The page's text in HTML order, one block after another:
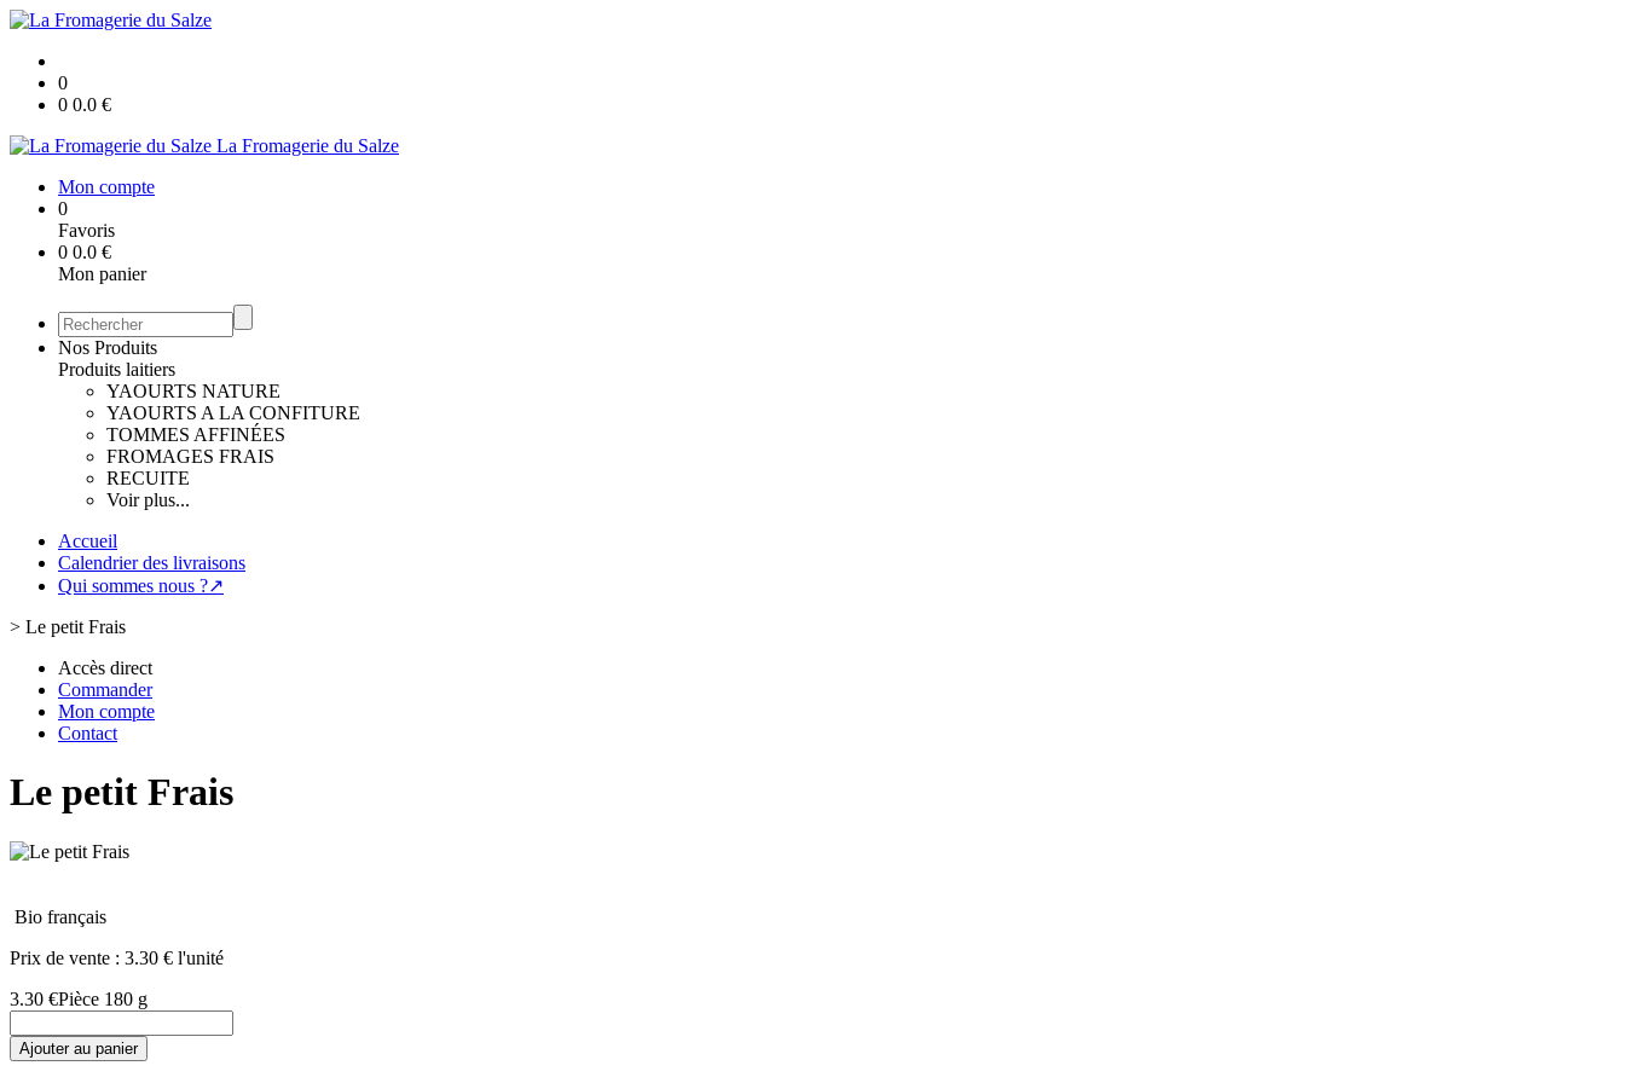
0
0 0.0 €
La Fromagerie du Salze
Mon compte
0
Favoris
0 0.0 €
Mon panier
Nos Produits
Produits laitiers
YAOURTS NATURE
YAOURTS A LA CONFITURE
TOMMES AFFINÉES
FROMAGES FRAIS
RECUITE
Voir plus...
Accueil
Calendrier des livraisons
Qui sommes nous ?↗
> Le petit Frais
Accès direct
Commander
Mon compte
Contact
Le petit Frais
Bio français
Prix de vente : 3.30 € l'unité
3.30 €Pièce 180 g
Ajouter au panier